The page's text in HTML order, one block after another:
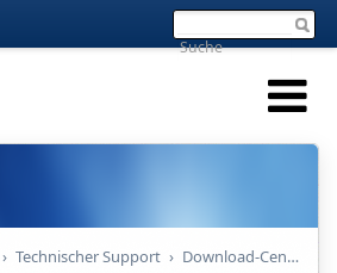
› Technischer Support › Download-Center